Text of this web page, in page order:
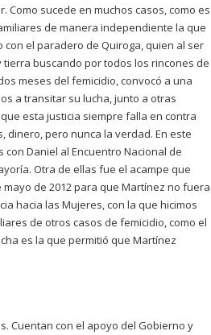
Como sucede en muchos casos, como es
de manera independiente la que
con el paradero de Quiroga, quien al ser
buscando por todos los rincones de
meses del femicidio, convocó a una
a transitar su lucha, junto a otras
esta justicia siempre falla en contra
dinero, pero nunca la verdad. En este
Daniel al Encuentro Nacional de
Otra de ellas fue el acampe que
de 2012 para que Martínez no fuera
hacia las Mujeres, con la que hicimos
de otros casos de femicidio, como el
es la que permitió que Martínez
Cuentan con el apoyo del Gobierno y